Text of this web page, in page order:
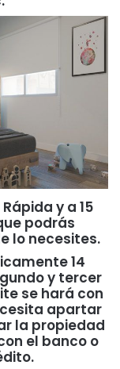
y a 15
podrás
lo necesites.
14
y tercer
se hará con
apartar
la propiedad
el banco o